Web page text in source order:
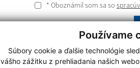
Používame
Súbory cookie a ďalšie technológie
vášho zážitku z prehliadania našich
* Oboznámil som sa so